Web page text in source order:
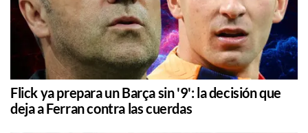
Flick ya prepara un Barça sin '9': la decisión que
deja a Ferran contra las cuerdas